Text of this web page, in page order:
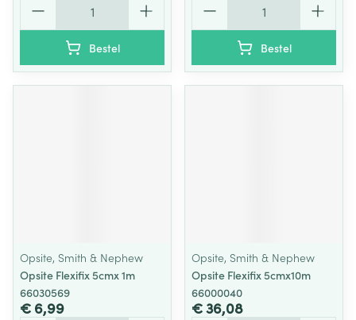
Bestel Bestel
Opsite, Smith & Nephew
Opsite Flexifix 5cmx 1m
66030569
€ 6,99
Opsite, Smith & Nephew
Opsite Flexifix 5cmx10m
66000040
€ 36,08